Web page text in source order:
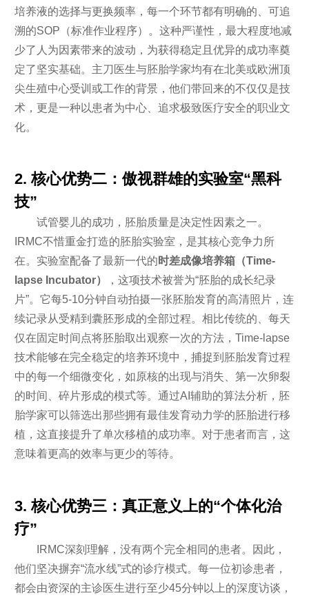
培养液的选择与更换频率，每一个环节都有明确的、可追
溯的SOP（标准作业程序）。这种严谨性，最大程度地减
少了人为因素带来的波动，为获得稳定且优异的成功率奠
定了坚实基础。主刀医生与胚胎学家均有在北美或欧洲顶
尖生殖中心受训或工作的背景，他们带回来的不仅仅是技
术，更是一种以患者为中心、追求极致医疗安全的职业文
化。
2. 核心优势二：傲视群雄的实验室“黑科
技”
试管婴儿的成功，胚胎质量是决定性因素之一。
IRMC不惜重金打造的胚胎实验室，是其核心竞争力所
在。实验室配备了最新一代的 时差成像培养箱（Time-
lapse Incubator）
，这项技术被誉为“胚胎的成长纪录
片”。它每5-10分钟自动拍摄一张胚胎发育的高清照片，连
续记录从受精到囊胚形成的全部过程。相比传统的、每天
仅在固定时间点将胚胎取出观察一次的方法，Time-lapse
技术能够在完全稳定的培养环境中，捕捉到胚胎发育过程
中的每一个细微变化，如原核的出现与消失、第一次卵裂
的时间、碎片形成的模式等。通过AI辅助的算法分析，胚
胎学家可以筛选出那些拥有最佳发育动力学的胚胎进行移
植，这直接提升了单次移植的成功率。对于患者而言，这
意味着更高的效率与更少的等待。
3. 核心优势三：真正意义上的“个体化治
疗”
IRMC深刻理解，没有两个完全相同的患者。因此，
他们坚决摒弃“流水线”式的诊疗模式。每一位初诊患者，
都会由资深的主诊医生进行至少45分钟以上的深度访谈，